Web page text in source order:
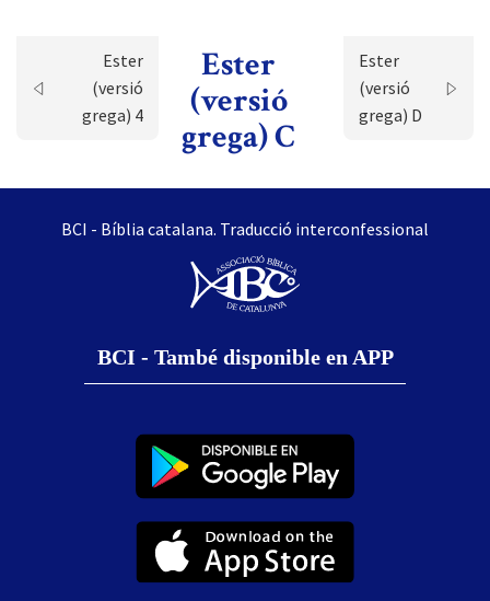
Ester
(versió
grega) 4
Ester
(versió
grega) C
Ester
(versió
grega) D
BCI - Bíblia catalana. Traducció interconfessional
BCI - També disponible en APP